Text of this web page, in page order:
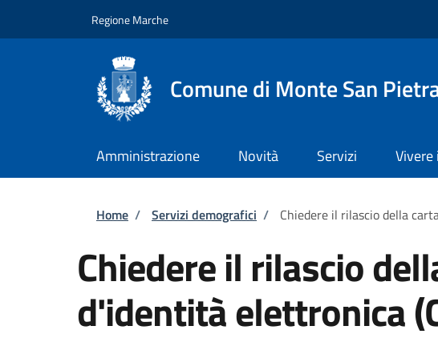
Regione Marche
Comune di Monte San
Amministrazione Novità Servizi Vivere
Briciole di pane
Home / Servizi demografici / Chiedere il rilascio della
Chiedere il rilascio
d'identità elettronica